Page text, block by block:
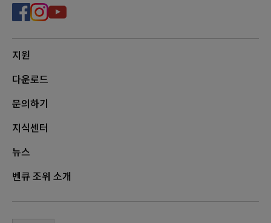
지원
다운로드
문의하기
지식센터
뉴스
벤큐 조위 소개